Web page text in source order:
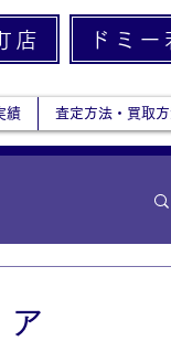
店 ドミ
績 査定方法・買取